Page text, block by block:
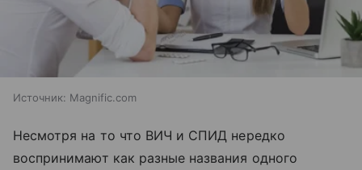
Источник: Magnific.com
Несмотря на то что ВИЧ и СПИД нередко
воспринимают как разные названия одного